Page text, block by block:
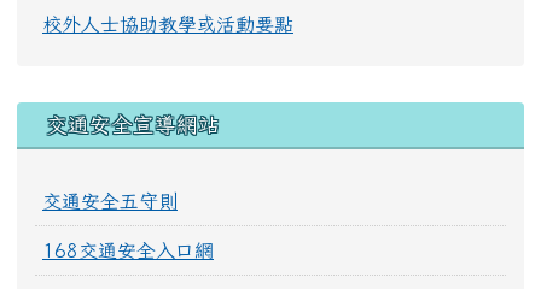
校外人士協助教學或活動要點
交通安全宣導網站
交通安全五守則
168交通安全入口網